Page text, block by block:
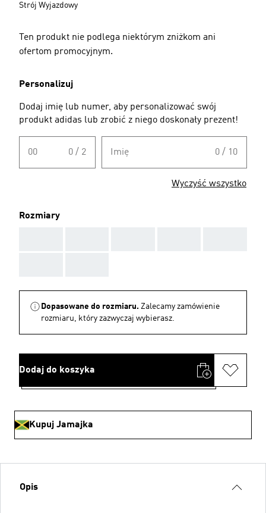
Strój Wyjazdowy
Ten produkt nie podlega niektórym zniżkom ani
ofertom promocyjnym.
Personalizuj
Dodaj imię lub numer, aby personalizować swój
produkt adidas lub zrobić z niego doskonały prezent!
00 0 / 2 Imię 0 / 10
Wyczyść wszystko
Rozmiary
Dopasowane do rozmiaru. Zalecamy zamówienie
rozmiaru, który zazwyczaj wybierasz.
Dodaj do koszyka
Kupuj Jamajka
Opis